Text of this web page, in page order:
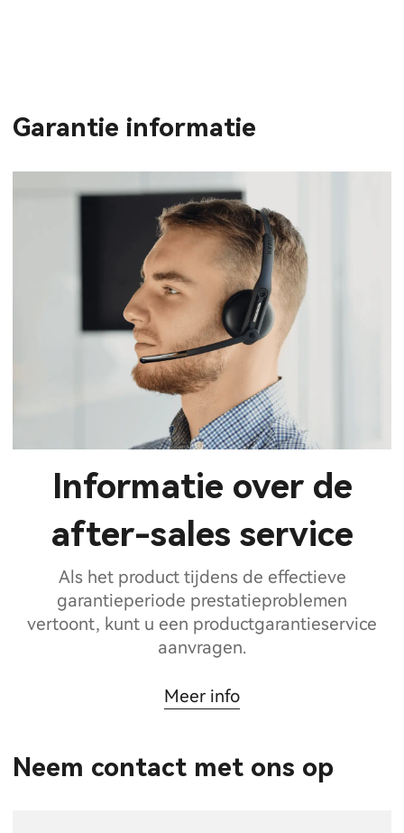
Garantie informatie
Informatie over de
after-sales service
Als het product tijdens de effectieve
garantieperiode prestatieproblemen
vertoont, kunt u een productgarantieservice
aanvragen.
Meer info
Neem contact met ons op